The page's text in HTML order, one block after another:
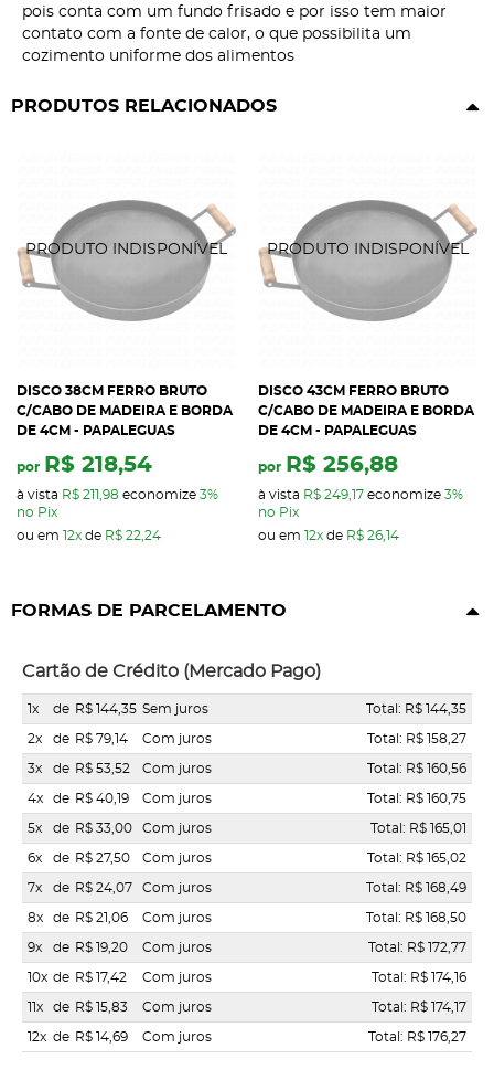
pois conta com um fundo frisado e por isso tem maior
contato com a fonte de calor, o que possibilita um
cozimento uniforme dos alimentos
PRODUTOS RELACIONADOS
DISCO 38CM FERRO BRUTO
C/CABO DE MADEIRA E BORDA
DE 4CM - PAPALEGUAS
por R$ 218,54
à vista R$ 211,98 economize 3%
no Pix
ou em
12x de R$ 22,24
DISCO 43CM FERRO BRUTO
C/CABO DE MADEIRA E BORDA
DE 4CM - PAPALEGUAS
por R$ 256,88
à vista R$ 249,17 economize 3%
no Pix
ou em
12x de R$ 26,14
FORMAS DE PARCELAMENTO
Cartão de Crédito (Mercado Pago)
1x de R$ 144,35 Sem juros Total: R$ 144,35
2x de R$ 79,14 Com juros Total: R$ 158,27
3x de R$ 53,52 Com juros Total: R$ 160,56
4x de R$ 40,19 Com juros Total: R$ 160,75
5x de R$ 33,00 Com juros Total: R$ 165,01
6x de R$ 27,50 Com juros Total: R$ 165,02
7x de R$ 24,07 Com juros Total: R$ 168,49
8x de R$ 21,06 Com juros Total: R$ 168,50
9x de R$ 19,20 Com juros Total: R$ 172,77
10x de R$ 17,42 Com juros Total: R$ 174,16
11x de R$ 15,83 Com juros Total: R$ 174,17
12x de R$ 14,69 Com juros Total: R$ 176,27